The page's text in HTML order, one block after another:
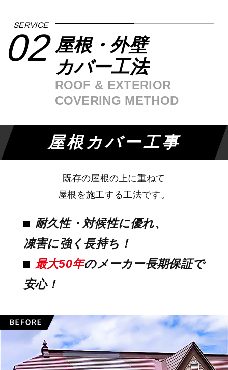
SERVICE
02屋根・外壁
カバー工法
ROOF & EXTERIOR
COVERING METHOD
屋根カバー工事
既存の屋根の上に重ねて
屋根を施工する工法です。
耐久性・対候性に優れ、
凍害に強く長持ち！
最大50年のメーカー長期保証で
安心！